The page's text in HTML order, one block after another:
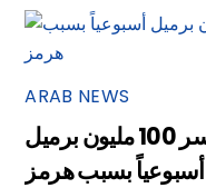
ARAB NEWS
رئيس “أرامكو”: العالم يخسر 100 مليون برميل
أسبوعياً بسبب هرمز